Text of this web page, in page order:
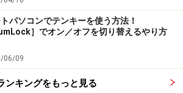
パソコンでテンキーを使う方法！
］でオン／オフを切り替えるやり方
06/09
ンキングをもっと見る